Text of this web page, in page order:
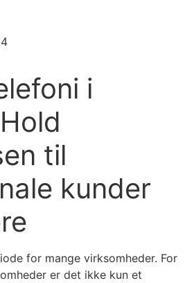
i
til
kunder
for mange virksomheder. For
er det ikke kun et